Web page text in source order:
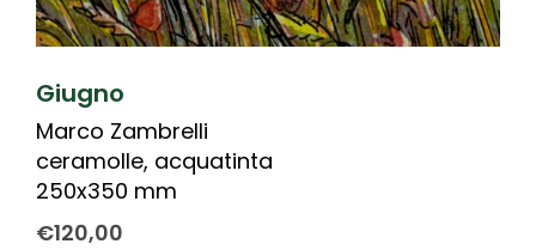
Giugno
Marco Zambrelli
ceramolle, acquatinta
250x350 mm
€120,00